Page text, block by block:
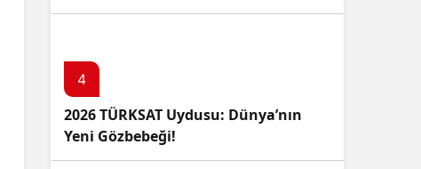
4
2026 TÜRKSAT Uydusu: Dünya’nın
Yeni Gözbebeği!